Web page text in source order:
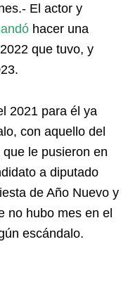
El actor y
hacer una
que tuvo, y
2021 para él ya
con aquello del
le pusieron en
a diputado
de Año Nuevo y
no hubo mes en el
escándalo.